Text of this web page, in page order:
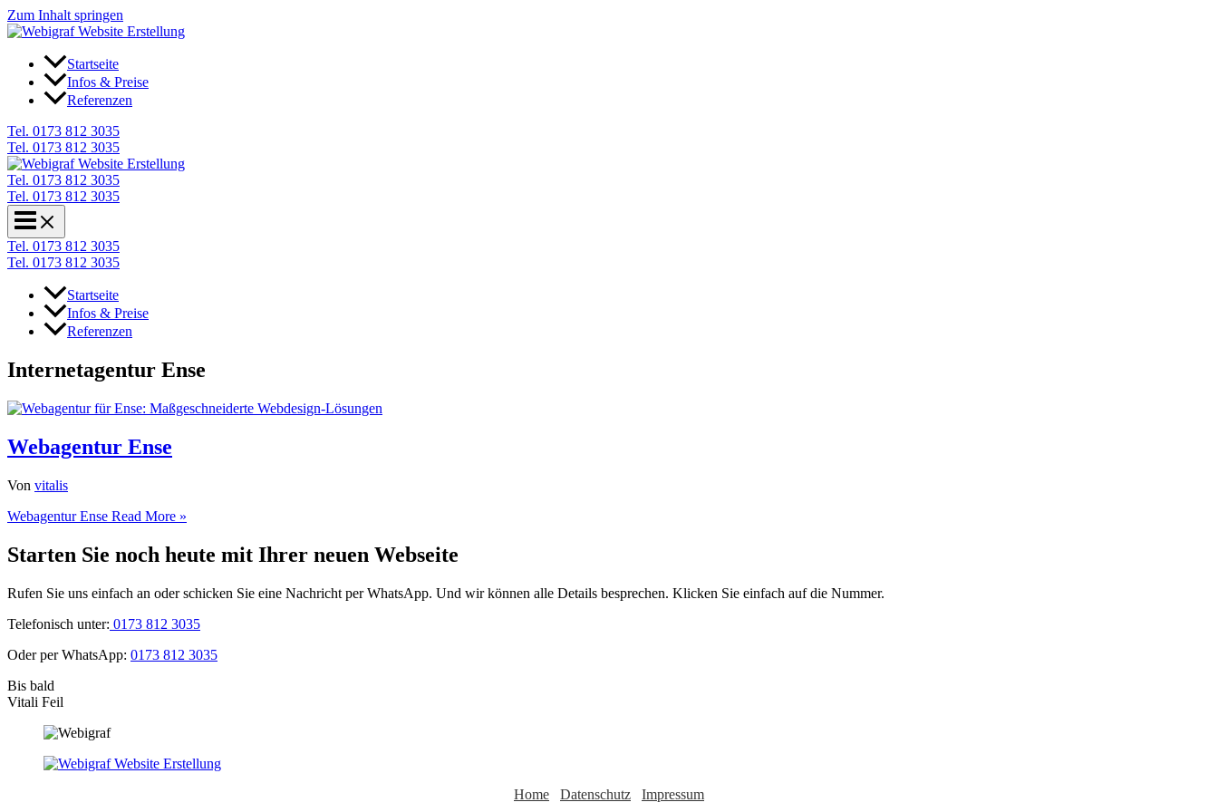
Zum Inhalt springen
Startseite
Infos & Preise
Referenzen
Tel. 0173 812 3035
Tel. 0173 812 3035
Tel. 0173 812 3035
Tel. 0173 812 3035
Tel. 0173 812 3035
Tel. 0173 812 3035
Startseite
Infos & Preise
Referenzen
Internetagentur Ense
Webagentur Ense
Von vitalis
Webagentur Ense Read More »
Starten Sie noch heute mit Ihrer neuen Webseite
Rufen Sie uns einfach an oder schicken Sie eine Nachricht per WhatsApp. Und wir können alle Details besprechen. Klicken Sie einfach auf die Nummer.
Telefonisch unter: 0173 812 3035
Oder per WhatsApp: 0173 812 3035
Bis bald
Vitali Feil
Home Datenschutz Impressum